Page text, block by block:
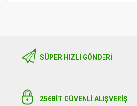
SÜPER HIZLI GÖNDERI
256BIT GÜVENLİ ALIŞVERİŞ